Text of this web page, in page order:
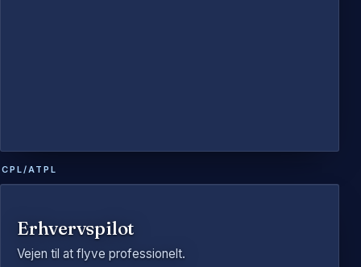
CPL/ATPL
Erhvervspilot
Vejen til at flyve professionelt.